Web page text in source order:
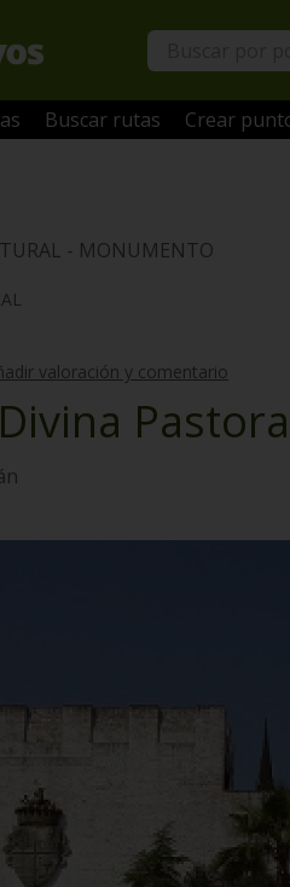
Buscar rutas Crear
- MONUMENTO
valoración y comentario
Pastora